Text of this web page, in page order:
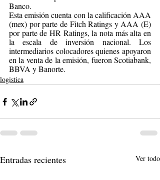
Banco.
Esta emisión cuenta con la calificación AAA
(mex) por parte de Fitch Ratings y AAA (E)
por parte de HR Ratings, la nota más alta en
la escala de inversión nacional. Los
intermediarios colocadores quienes apoyaron
en la venta de la emisión, fueron Scotiabank,
BBVA y Banorte.
logistica
Entradas recientes Ver todo